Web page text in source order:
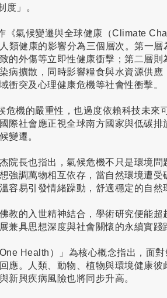
度」。
氣候變遷與全球健康（Climate
類健康的影響分為三個層次。第一層
的外傷等立即性健康衝擊；第二層則
病擴散，同時影響糧食與水資源供應
衝突及心理健康危機等社會性衝擊。
機的嚴重性，也過度依賴科技未來
際社會應正視全球南方國家與低碳排
變遷。
院長也指出，氣候危機不只是環境問
強調萬物相互依存，當自然環境遭受
容易引發情緒躁動，舒適穩定的自然
教的入世精神結合，學術研究便能超
兼具思想深度與社會關懷的永續實踐
Health）」為核心概念指出，面
應。人類、動物、植物與環境健康彼
新興疾病風險也將同步升高。